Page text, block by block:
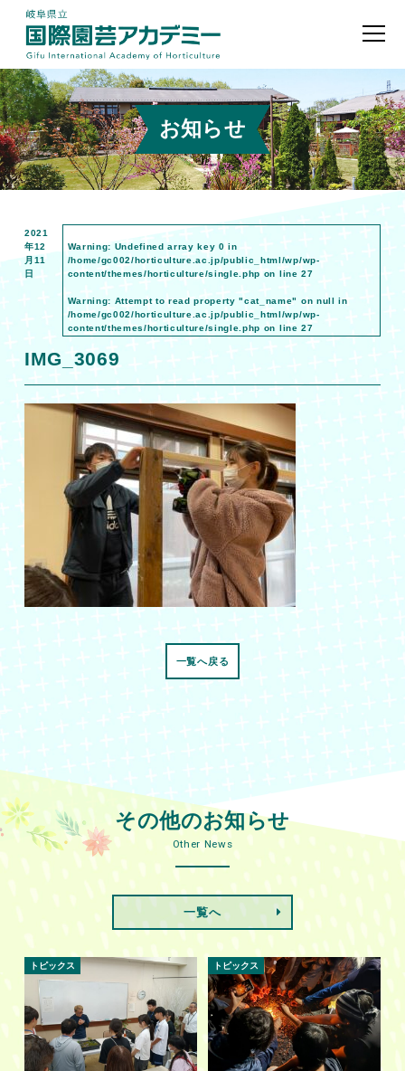
お知らせ
2021
年12
月11
日
Warning: Undefined array key 0 in
/home/gc002/horticulture.ac.jp/public_html/wp/wp-
content/themes/horticulture/single.php on line27
Warning: Attempt to read property "cat_name" on null in
/home/gc002/horticulture.ac.jp/public_html/wp/wp-
content/themes/horticulture/single.php on line27
IMG_3069
一覧へ戻る
その他のお知らせ
Other News
一覧へ
トピックス トピックス